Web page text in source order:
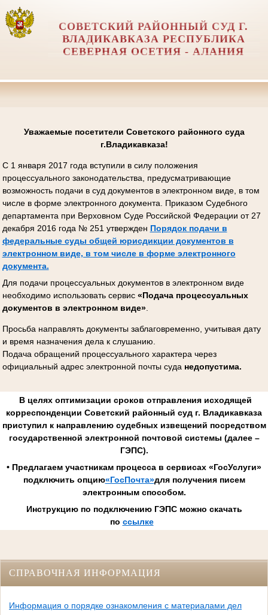
СОВЕТСКИЙ РАЙОННЫЙ СУД Г.
ВЛАДИКАВКАЗА РЕСПУБЛИКА
СЕВЕРНАЯ ОСЕТИЯ - АЛАНИЯ
Уважаемые посетители Советского районного суда
г.Владикавказа!
С 1 января 2017 года вступили в силу положения
процессуального законодательства, предусматривающие
возможность подачи в суд документов в электронном виде, в том
числе в форме электронного документа. Приказом Судебного
департамента при Верховном Суде Российской Федерации от 27
декабря 2016 года № 251 утвержден Порядок подачи в
федеральные суды общей юрисдикции документов в
электронном виде, в том числе в форме электронного
документа.
Для подачи процессуальных документов в электронном виде
необходимо использовать сервис «Подача процессуальных
документов в электронном виде».
Просьба направлять документы заблаговременно, учитывая дату
и время назначения дела к слушанию.
Подача обращений процессуального характера через
официальный адрес электронной почты суда недопустима.
В целях оптимизации сроков отправления исходящей
корреспонденции Советский районный суд г. Владикавказа
приступил к направлению судебных извещений посредством
государственной электронной почтовой системы (далее –
ГЭПС).
• Предлагаем участникам процесса в сервисах «ГосУслуги»
подключить опцию«ГосПочта»для получения писем
электронным способом.
Инструкцию по подключению ГЭПС можно скачать
по ссылке
СПРАВОЧНАЯ ИНФОРМАЦИЯ
Информация о порядке ознакомления с материалами дел